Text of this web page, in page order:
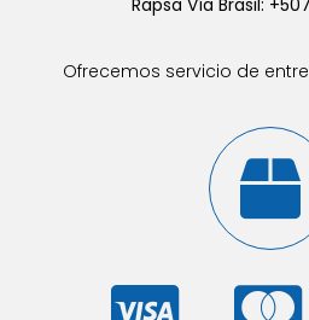
Ofrecemos servicio de